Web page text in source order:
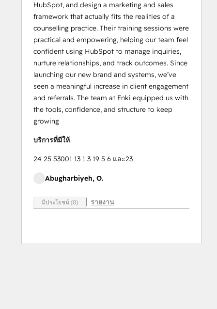
HubSpot, and design a marketing and sales
framework that actually fits the realities of a
counselling practice. Their training sessions were
practical and empowering, helping our team feel
confident using HubSpot to manage inquiries,
nurture relationships, and track outcomes. Since
launching our new brand and systems, we’ve
seen a meaningful increase in client engagement
and referrals. The team at Enki equipped us with
the tools, confidence, and structure to keep
growing
บริการที่มีให้
24 25 53001 13 1 3 19 5 6 และ23
Abugharbiyeh, O.
มีประโยชน์ (0) รายงาน